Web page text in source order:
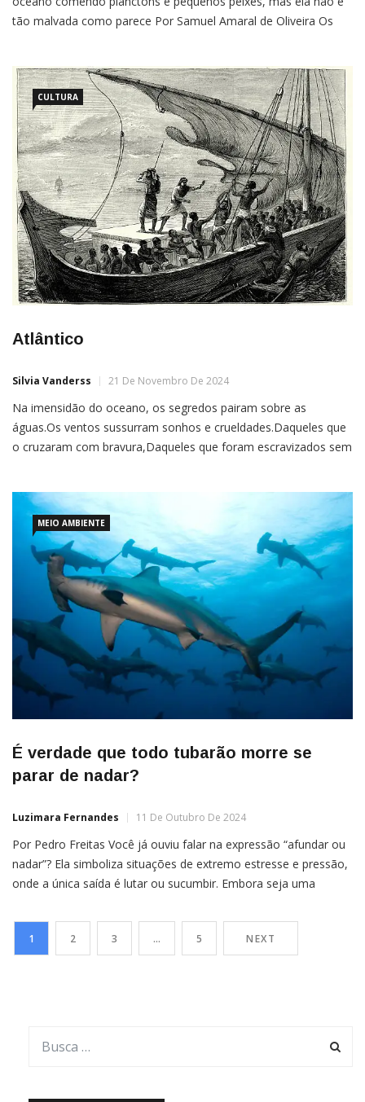
tão malvada como parece Por Samuel Amaral de Oliveira Os
fantasma-gigante, que têm um sino de um metro […]
CULTURA
Atlântico
Silvia Vanderss 21 De Novembro De 2024
Na imensidão do oceano, os segredos pairam sobre as
águas.Os ventos sussurram sonhos e crueldades.Daqueles que
o cruzaram com bravura,Daqueles que foram escravizados sem
humanidade exerceu e ainda exerce sem compaixão.Um povo
hipócrita e dominador.A
MEIO AMBIENTE
É verdade que todo tubarão morre se
parar de nadar?
Luzimara Fernandes 11 De Outubro De 2024
Por Pedro Freitas Você já ouviu falar na expressão “afundar ou
nadar”? Ela simboliza situações de extremo estresse e pressão,
onde a única saída é lutar ou sucumbir. Embora seja uma
morrem se pararem de nadar também se tornou um mito
bastante popular. No entanto, como muitas […]
1 2 3 … 5 NEXT